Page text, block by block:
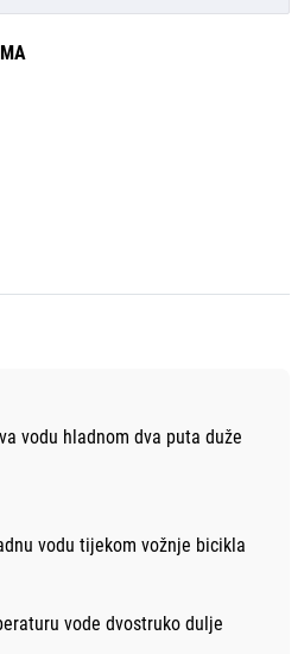
vodu hladnom dva puta duže
vodu tijekom vožnje bicikla
vode dvostruko dulje